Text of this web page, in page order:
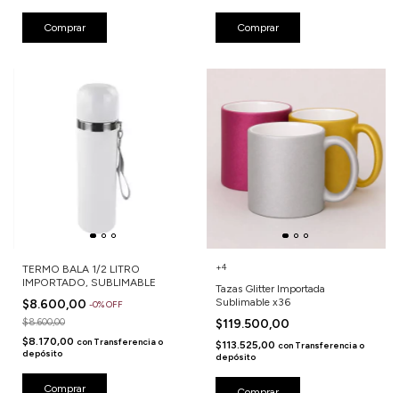
TERMO BALA 1/2 LITRO
IMPORTADO, SUBLIMABLE
$8.600,00 -0%OFF
$8.600,00
$8.170,00 con Transferencia o
depósito
+4
Tazas Glitter Importada
Sublimable x36
$119.500,00
$113.525,00 con Transferencia o
depósito